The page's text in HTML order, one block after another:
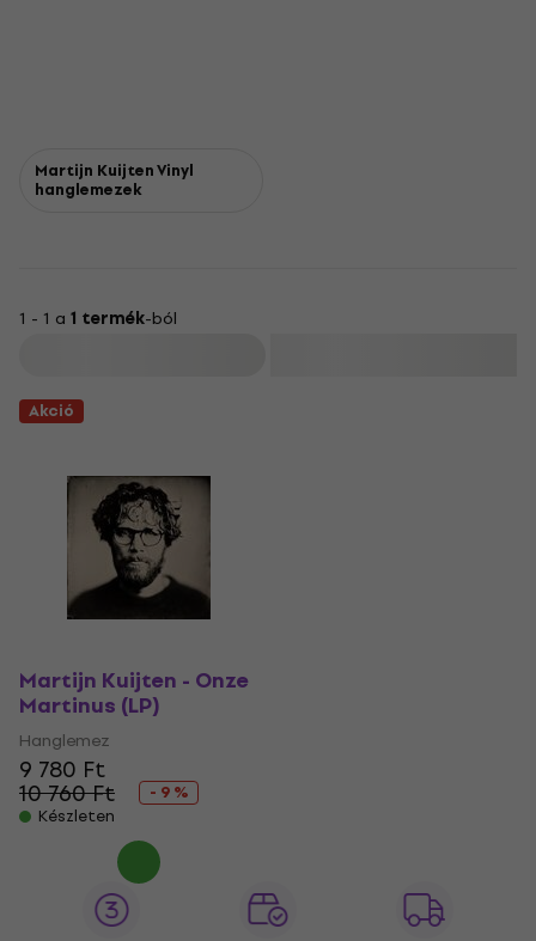
Martijn Kuijten Vinyl
hanglemezek
1 - 1 a 1 termék-ból
Akció
Martijn Kuijten - Onze
Martinus (LP)
Hanglemez
9 780 Ft
10 760 Ft
- 9 %
Készleten